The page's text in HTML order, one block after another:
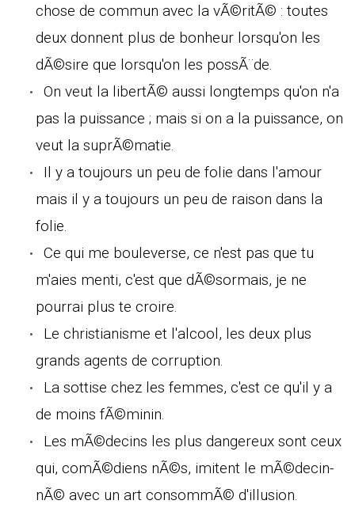
chose de commun avec la vÃ©ritÃ© : toutes
deux donnent plus de bonheur lorsqu'on les
dÃ©sire que lorsqu'on les possÃ¨de.
On veut la libertÃ© aussi longtemps qu'on n'a
pas la puissance ; mais si on a la puissance, on
veut la suprÃ©matie.
Il y a toujours un peu de folie dans l'amour
mais il y a toujours un peu de raison dans la
folie.
Ce qui me bouleverse, ce n'est pas que tu
m'aies menti, c'est que dÃ©sormais, je ne
pourrai plus te croire.
Le christianisme et l'alcool, les deux plus
grands agents de corruption.
La sottise chez les femmes, c'est ce qu'il y a
de moins fÃ©minin.
Les mÃ©decins les plus dangereux sont ceux
qui, comÃ©diens nÃ©s, imitent le mÃ©decin-
nÃ© avec un art consommÃ© d'illusion.